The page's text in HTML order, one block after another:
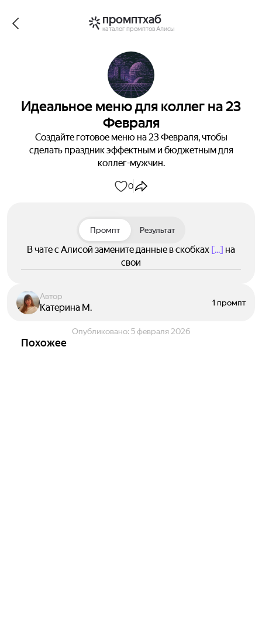
промптхаб
каталог промптов Алисы
Идеальное меню для коллег на 23
Февраля
Создайте готовое меню на 23 Февраля, чтобы
сделать праздник эффектным и бюджетным для
коллег-мужчин.
0
Промпт Результат
В чате с Алисой замените данные в скобках [...] на
свои
Автор
Катерина М. 1 промпт
Опубликовано: 5 февраля 2026
Похожее